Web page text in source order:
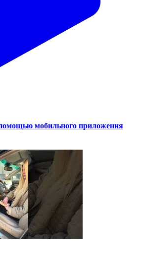
мобильного приложения